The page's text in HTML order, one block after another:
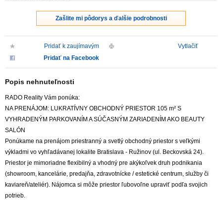
Zašlite mi pôdorys a ďalšie podrobnosti
Pridať k zaujímavým
Vytlačiť
Pridať na Facebook
Popis nehnuteľnosti
RADO Reality Vám ponúka:
NA PRENÁJOM: LUKRATÍVNY OBCHODNÝ PRIESTOR 105 m² S
VYHRADENÝM PARKOVANÍM A SÚČASNÝM ZARIADENÍM AKO BEAUTY
SALÓN
Ponúkame na prenájom priestranný a svetlý obchodný priestor s veľkými
výkladmi vo vyhľadávanej lokalite Bratislava - Ružinov (ul. Beckovská 24).
Priestor je mimoriadne flexibilný a vhodný pre akýkoľvek druh podnikania
(showroom, kancelárie, predajňa, zdravotnícke / estetické centrum, služby či
kaviareň/ateliér). Nájomca si môže priestor ľubovoľne upraviť podľa svojich
potrieb.